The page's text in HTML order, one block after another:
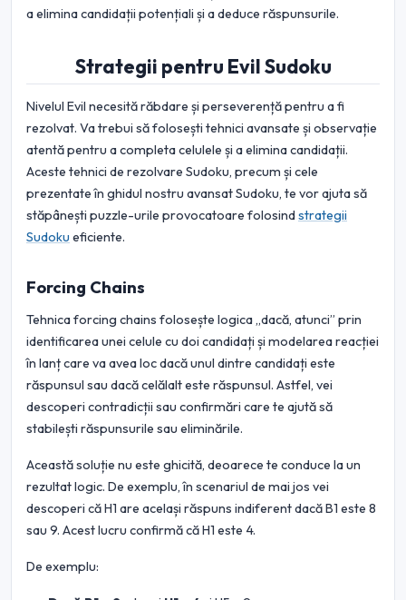
a elimina candidații potențiali și a deduce răspunsurile.
Strategii pentru Evil Sudoku
Nivelul Evil necesită răbdare și perseverență pentru a fi
rezolvat. Va trebui să folosești tehnici avansate și observație
atentă pentru a completa celulele și a elimina candidații.
Aceste tehnici de rezolvare Sudoku, precum și cele
prezentate în ghidul nostru avansat Sudoku, te vor ajuta să
stăpânești puzzle-urile provocatoare folosindstrategii
Sudoku eficiente.
Forcing Chains
Tehnica forcing chains folosește logica „dacă, atunci” prin
identificarea unei celule cu doi candidați și modelarea reacției
în lanț care va avea loc dacă unul dintre candidați este
răspunsul sau dacă celălalt este răspunsul. Astfel, vei
descoperi contradicții sau confirmări care te ajută să
stabilești răspunsurile sau eliminările.
Această soluție nu este ghicită, deoarece te conduce la un
rezultat logic. De exemplu, în scenariul de mai jos vei
descoperi că H1 are același răspuns indiferent dacă B1 este 8
sau 9. Acest lucru confirmă că H1 este 4.
De exemplu: